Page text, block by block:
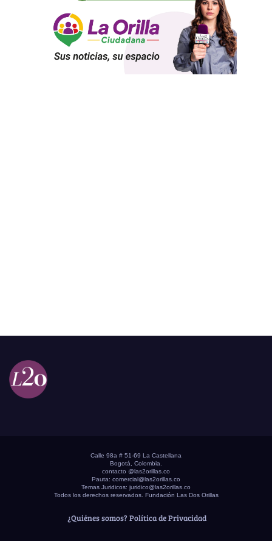
Calle 98a # 51-69 La Castellana
Bogotá, Colombia.
contacto @las2orillas.co
Pauta: comercial@las2orillas.co
Temas Juridicos: juridico@las2orillas.co
Todos los derechos reservados. Fundación Las Dos Orillas
¿Quiénes somos? Política de Privacidad